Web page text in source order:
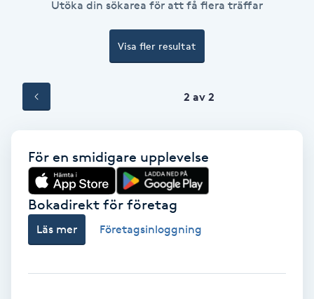
Ansiktsbehandling djuprengörande
Balayage
Barber
Barnklippning
Utöka din sökarea för att få flera träffar
Visa fler resultat
2 av 2
För en smidigare upplevelse
Bokadirekt för företag
Läs mer Företagsinloggning